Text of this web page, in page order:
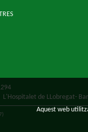
L'Hospitalet de LLobregat-
Aquest web